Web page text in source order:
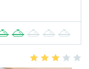
2 3 4
2 3 4